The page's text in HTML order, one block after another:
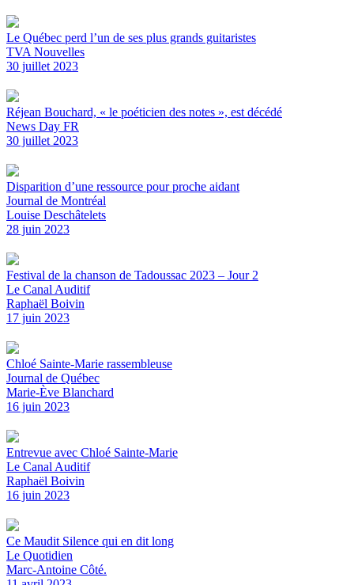
Le Québec perd l’un de ses plus grands guitaristes
TVA Nouvelles
30 juillet 2023
Réjean Bouchard, « le poéticien des notes », est décédé
News Day FR
30 juillet 2023
Disparition d’une ressource pour proche aidant
Journal de Montréal
Louise Deschâtelets
28 juin 2023
Festival de la chanson de Tadoussac 2023 – Jour 2
Le Canal Auditif
Raphaël Boivin
17 juin 2023
Chloé Sainte-Marie rassembleuse
Journal de Québec
Marie-Ève Blanchard
16 juin 2023
Entrevue avec Chloé Sainte-Marie
Le Canal Auditif
Raphaël Boivin
16 juin 2023
Ce Maudit Silence qui en dit long
Le Quotidien
Marc-Antoine Côté.